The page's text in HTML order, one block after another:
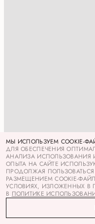
МЫ ИСПОЛЬЗУЕМ COOKIE-
ДЛЯ ОБЕСПЕЧЕНИЯ
АНАЛИЗА ИСПОЛЬЗОВАНИЯ
ОПЫТА НА САЙТЕ
ПРОДОЛЖАЯ
РАЗМЕЩЕНИЕМ COOKIE-
УСЛОВИЯХ, ИЗЛОЖЕННЫХ В
В ПОЛИТИКЕ